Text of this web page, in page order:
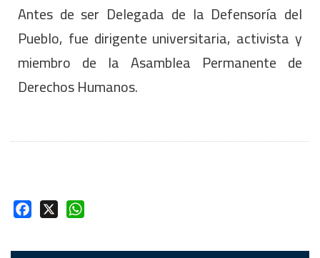
Antes de ser Delegada de la Defensoría del
Pueblo, fue dirigente universitaria, activista y
miembro de la Asamblea Permanente de
Derechos Humanos.
Facebook